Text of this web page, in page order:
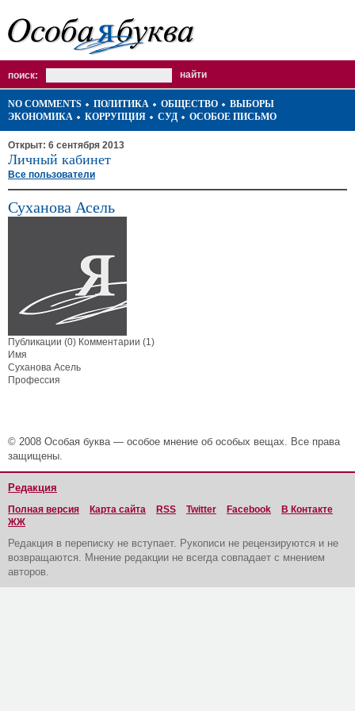
поиск:
NO COMMENTS ПОЛИТИКА ОБЩЕСТВО
ВЫБОРЫ
ЭКОНОМИКА
КОРРУПЦИЯ СУД ОСОБОЕ ПИСЬМО
Открыт: 6 сентября 2013
Личный кабинет
Все пользователи
Суханова Асель
Публикации (0) Комментарии (1)
Имя
Суханова Асель
Профессия
© 2008 Особая буква — особое мнение об особых вещах. Все права
защищены.
Редакция
Полная версия Карта сайта RSS Twitter Facebook
В Контакте
ЖЖ
Редакция в переписку не вступает. Рукописи не рецензируются и не
возвращаются. Мнение редакции не всегда совпадает с мнением
авторов.